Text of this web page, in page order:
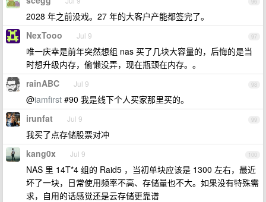
2028 年之前没戏。27 年的大客户产能都签完了。
97
NexTooo Jul 9
唯一庆幸是前年突然想组 nas 买了几块大容量的，后悔的是当
时想升级内存，偷懒没弄，现在瓶颈在内存。。
98
rainABC Jul 9
@iamfirst #90 我是线下个人买家那里买的。
99
irunfat Jul 9
我买了点存储股票对冲
100
kang0x Jul 9
NAS 里 14T*4 组的 Raid5 ，当初单块应该是 1300 左右，最近
坏了一块，日常使用频率不高、存储量也不大。如果没有特殊需
求，自用的话感觉还是云存储更靠谱